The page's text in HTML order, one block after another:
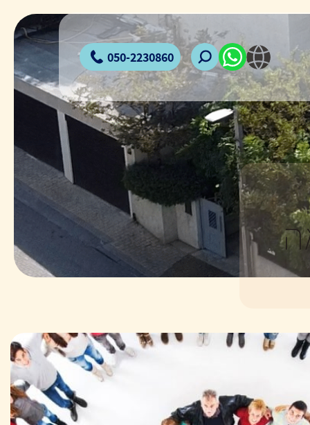
050-2230860